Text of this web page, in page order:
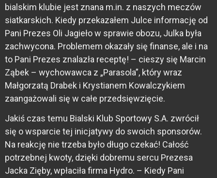
bialskim klubie jest znana m.in. z naszych meczów
siatkarskich. Kiedy przekazałem Julce informację od
Pani Prezes Oli Jagieło w sprawie obozu, Julka była
zachwycona. Problemem okazały się finanse, ale i na
to Pani Prezes znalazła receptę! – cieszy się Marcin
Ząbek – wychowawca z „Parasola”, który wraz
Małgorzatą Drabek i Krystianem Kowalczykiem
zaangażowali się w całe przedsięwzięcie.
Jakiś czas temu Bialski Klub Sportowy S.A. zwrócił
się o wsparcie tej inicjatywy do swoich sponsorów.
Na reakcję nie trzeba było długo czekać! Całość
potrzebnej kwoty, dzięki dobremu sercu Prezesa
Jacka Zięby, wpłaciła firma Hydro. – Kiedy Pani